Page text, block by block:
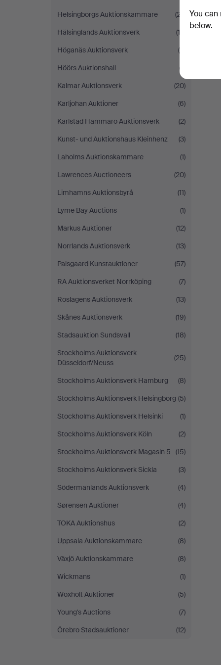
Helsingborgs Auktionskammare
(27)
Hälsinglands Auktionsverk
(12)
Höganäs Auktionsverk
(5)
Höörs Auktionshall
(7)
Kalmar Auktionsverk
(20)
Karljohan Auktioner
(6)
Karlstad Hammarö Auktionsverk
(2)
Kunst- und Auktionshaus Kleinhenz
(3)
Laholms Auktionskammare
(1)
Lawrences Auctioneers
(20)
Limhamns Auktionsbyrå
(11)
Lyme Bay Auctions
(1)
Markus Auktioner
(12)
Norrlands Auktionsverk
(13)
Palsgaard Kunstauktioner
(57)
RA Auktionsverket Norrköping
(7)
Roslagens Auktionsverk
(13)
Skånes Auktionsverk
(19)
Stadsauktion Sundsvall
(18)
Stockholms Auktionsverk
Düsseldorf/Neuss
(25)
Stockholms Auktionsverk Hamburg
(8)
Stockholms Auktionsverk Helsingborg (5)
Stockholms Auktionsverk Helsinki
(1)
Stockholms Auktionsverk Köln
(2)
Stockholms Auktionsverk Magasin 5
(15)
Stockholms Auktionsverk Sickla
(3)
Södermanlands Auktionsverk
(4)
Sørensen Auktioner
(4)
TOKA Auktionshus
(2)
Uppsala Auktionskammare
(8)
Växjö Auktionskammare
(8)
Wickmans
(1)
Woxholt Auktioner
(5)
Young's Auctions
(7)
Örebro Stadsauktioner
(12)
You
below.